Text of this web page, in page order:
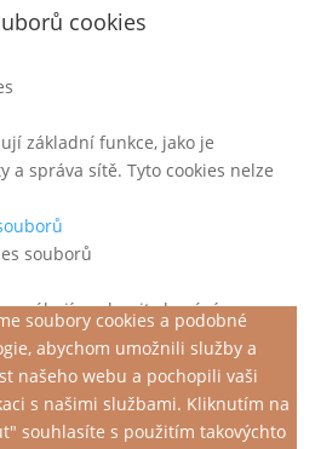
soubory cookies a podobné
abychom umožnili služby a
našeho webu a pochopili vaši
s našimi službami. Kliknutím na
souhlasíte s použitím takovýchto
cookies
základní funkce, jako je
a správa sítě. Tyto cookies nelze
souborů
pochopit chování
chyby a poskytnout lepší